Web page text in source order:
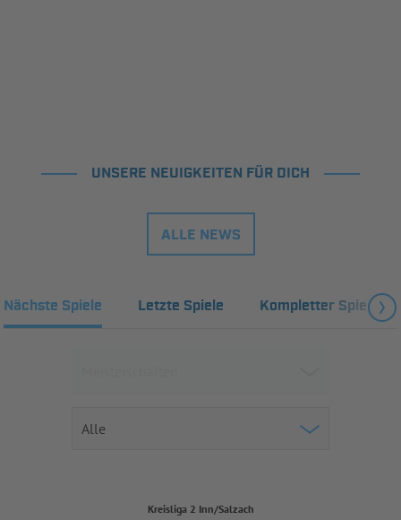
UNSERE NEUIGKEITEN FÜR DICH
ALLE NEWS
Nächste Spiele Letzte Spiele Kompletter Spielplan
Kreisliga 2 Inn/Salzach